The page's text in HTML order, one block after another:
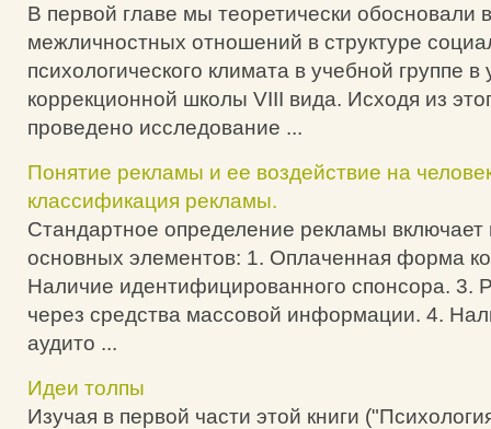
В первой главе мы теоретически обосновали
межличностных отношений в структуре
психологического климата в учебной группе в
коррекционной школы VIII вида. Исходя из
проведено исследование ...
Понятие рекламы и ее воздействие на
классификация рекламы.
Стандартное определение рекламы включает
основных элементов: 1. Оплаченная форма
Наличие идентифицированного спонсора. 3.
через средства массовой информации. 4.
аудито ...
Идеи толпы
Изучая в первой части этой книги